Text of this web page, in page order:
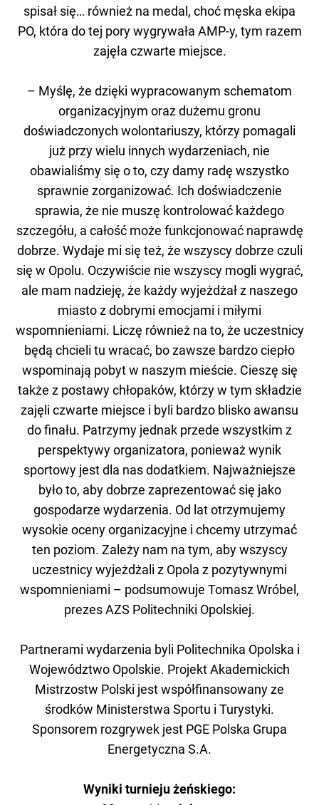
spisał się… również na medal, choć męska ekipa
PO, która do tej pory wygrywała AMP-y, tym razem
zajęła czwarte miejsce.
– Myślę, że dzięki wypracowanym schematom
organizacyjnym oraz dużemu gronu
doświadczonych wolontariuszy, którzy pomagali
już przy wielu innych wydarzeniach, nie
obawialiśmy się o to, czy damy radę wszystko
sprawnie zorganizować. Ich doświadczenie
sprawia, że nie muszę kontrolować każdego
szczegółu, a całość może funkcjonować naprawdę
dobrze. Wydaje mi się też, że wszyscy dobrze czuli
się w Opolu. Oczywiście nie wszyscy mogli wygrać,
ale mam nadzieję, że każdy wyjeżdżał z naszego
miasto z dobrymi emocjami i miłymi
wspomnieniami. Liczę również na to, że uczestnicy
będą chcieli tu wracać, bo zawsze bardzo ciepło
wspominają pobyt w naszym mieście. Cieszę się
także z postawy chłopaków, którzy w tym składzie
zajęli czwarte miejsce i byli bardzo blisko awansu
do finału. Patrzymy jednak przede wszystkim z
perspektywy organizatora, ponieważ wynik
sportowy jest dla nas dodatkiem. Najważniejsze
było to, aby dobrze zaprezentować się jako
gospodarze wydarzenia. Od lat otrzymujemy
wysokie oceny organizacyjne i chcemy utrzymać
ten poziom. Zależy nam na tym, aby wszyscy
uczestnicy wyjeżdżali z Opola z pozytywnymi
wspomnieniami – podsumowuje Tomasz Wróbel,
prezes AZS Politechniki Opolskiej.
Partnerami wydarzenia byli Politechnika Opolska i
Województwo Opolskie. Projekt Akademickich
Mistrzostw Polski jest współfinansowany ze
środków Ministerstwa Sportu i Turystyki.
Sponsorem rozgrywek jest PGE Polska Grupa
Energetyczna S.A.
Wyniki turnieju żeńskiego: